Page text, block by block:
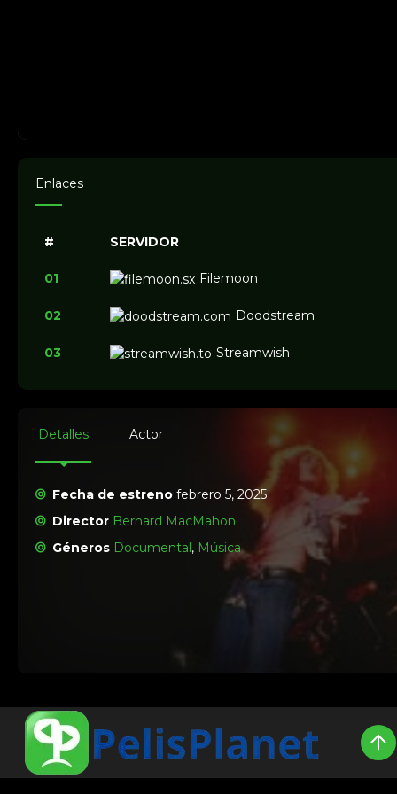
Enlaces
# SERVIDOR
01 Filemoon
02 Doodstream
03 Streamwish
Detalles Actor
Fecha de estreno febrero 5, 2025
Director Bernard MacMahon
Géneros Documental , Música